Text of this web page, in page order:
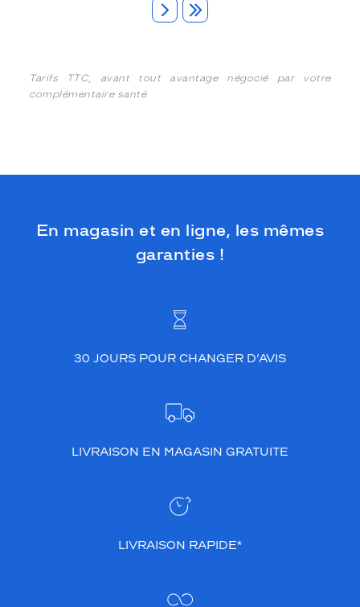
Tarifs TTC, avant tout avantage négocié par votre
complémentaire santé
En magasin et en ligne, les mêmes
garanties !
30 JOURS POUR CHANGER D’AVIS
LIVRAISON EN MAGASIN GRATUITE
LIVRAISON RAPIDE*